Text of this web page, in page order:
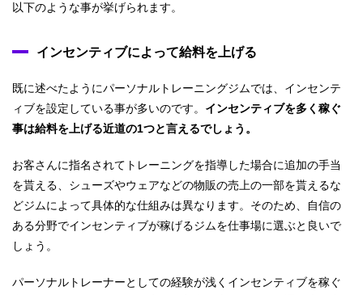
以下のような事が挙げられます。
インセンティブによって給料を上げる
既に述べたようにパーソナルトレーニングジムでは、インセンテ
ィブを設定している事が多いのです。 インセンティブを多く稼ぐ
事は給料を上げる近道の1つと言えるでしょう。
お客さんに指名されてトレーニングを指導した場合に追加の手当
を貰える、シューズやウェアなどの物販の売上の一部を貰えるな
どジムによって具体的な仕組みは異なります。そのため、自信の
ある分野でインセンティブが稼げるジムを仕事場に選ぶと良いで
しょう。
パーソナルトレーナーとしての経験が浅くインセンティブを稼ぐ